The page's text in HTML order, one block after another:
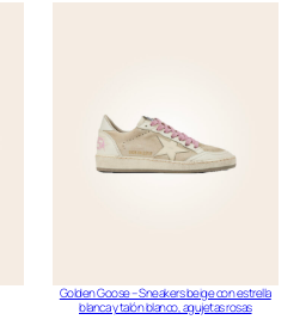
Golden Goose – Sneakers beige con estrella
blanca y talón blanco, agujetas rosas